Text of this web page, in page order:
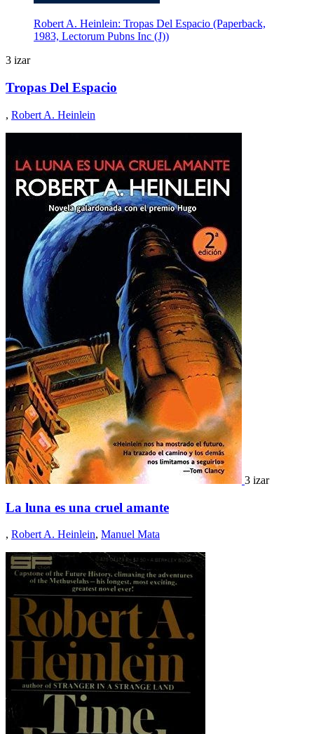
Robert A. Heinlein: Tropas Del Espacio (Paperback,
1983, Lectorum Pubns Inc (J))
3 izar
Tropas Del Espacio
, Robert A. Heinlein
3 izar
La luna es una cruel amante
, Robert A. Heinlein, Manuel Mata